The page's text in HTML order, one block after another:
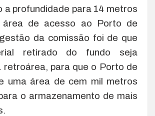
a profundidade para 14 metros
de acesso ao Porto de
da comissão foi de que
retirado do fundo seja
retroárea, para que o Porto de
uma área de cem mil metros
o armazenamento de mais